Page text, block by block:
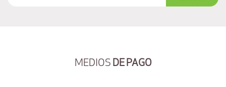
MEDIOS DE PAGO